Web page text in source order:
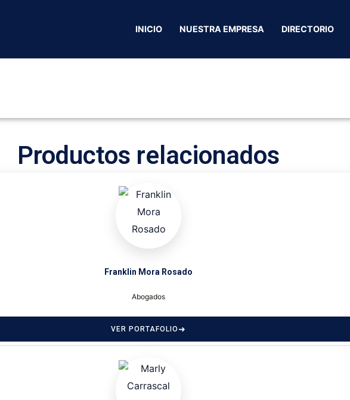
INICIO NUESTRA EMPRESA DIRECTORIO
Productos relacionados
Franklin Mora Rosado
Abogados
VER PORTAFOLIO